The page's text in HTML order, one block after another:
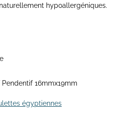
hypoallergéniques.
Pendentif 16mmx19mm
égyptiennes